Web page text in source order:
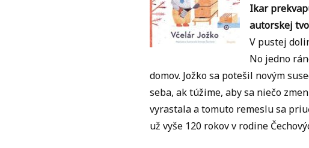
Ikar
autorskej
V pustej
No jedno
domov. Jožko sa potešil novým
seba, ak túžime, aby sa niečo
vyrastala a tomuto remeslu sa
už vyše 120 rokov v rodine